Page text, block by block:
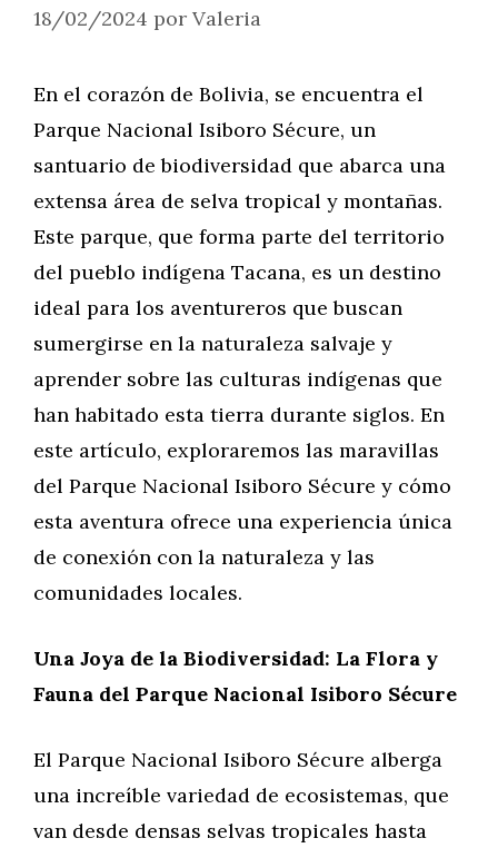
18/02/2024 por Valeria
En el corazón de Bolivia, se encuentra el
Parque Nacional Isiboro Sécure, un
santuario de biodiversidad que abarca una
extensa área de selva tropical y montañas.
Este parque, que forma parte del territorio
del pueblo indígena Tacana, es un destino
ideal para los aventureros que buscan
sumergirse en la naturaleza salvaje y
aprender sobre las culturas indígenas que
han habitado esta tierra durante siglos. En
este artículo, exploraremos las maravillas
del Parque Nacional Isiboro Sécure y cómo
esta aventura ofrece una experiencia única
de conexión con la naturaleza y las
comunidades locales.
Una Joya de la Biodiversidad: La Flora y
Fauna del Parque Nacional Isiboro Sécure
El Parque Nacional Isiboro Sécure alberga
una increíble variedad de ecosistemas, que
van desde densas selvas tropicales hasta